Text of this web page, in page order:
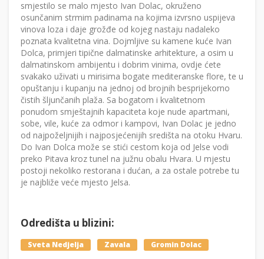
smjestilo se malo mjesto Ivan Dolac, okruženo
osunčanim strmim padinama na kojima izvrsno uspijeva
vinova loza i daje grožđe od kojeg nastaju nadaleko
poznata kvalitetna vina. Dojmljive su kamene kuće Ivan
Dolca, primjeri tipične dalmatinske arhitekture, a osim u
dalmatinskom ambijentu i dobrim vinima, ovdje ćete
svakako uživati u mirisima bogate mediteranske flore, te u
opuštanju i kupanju na jednoj od brojnih besprijekorno
čistih šljunčanih plaža. Sa bogatom i kvalitetnom
ponudom smještajnih kapaciteta koje nude apartmani,
sobe, vile, kuće za odmor i kampovi, Ivan Dolac je jedno
od najpoželjnijih i najposjećenijih središta na otoku Hvaru.
Do Ivan Dolca može se stići cestom koja od Jelse vodi
preko Pitava kroz tunel na južnu obalu Hvara. U mjestu
postoji nekoliko restorana i dućan, a za ostale potrebe tu
je najbliže veće mjesto Jelsa.
Odredišta u blizini:
Sveta Nedjelja Zavala Gromin Dolac